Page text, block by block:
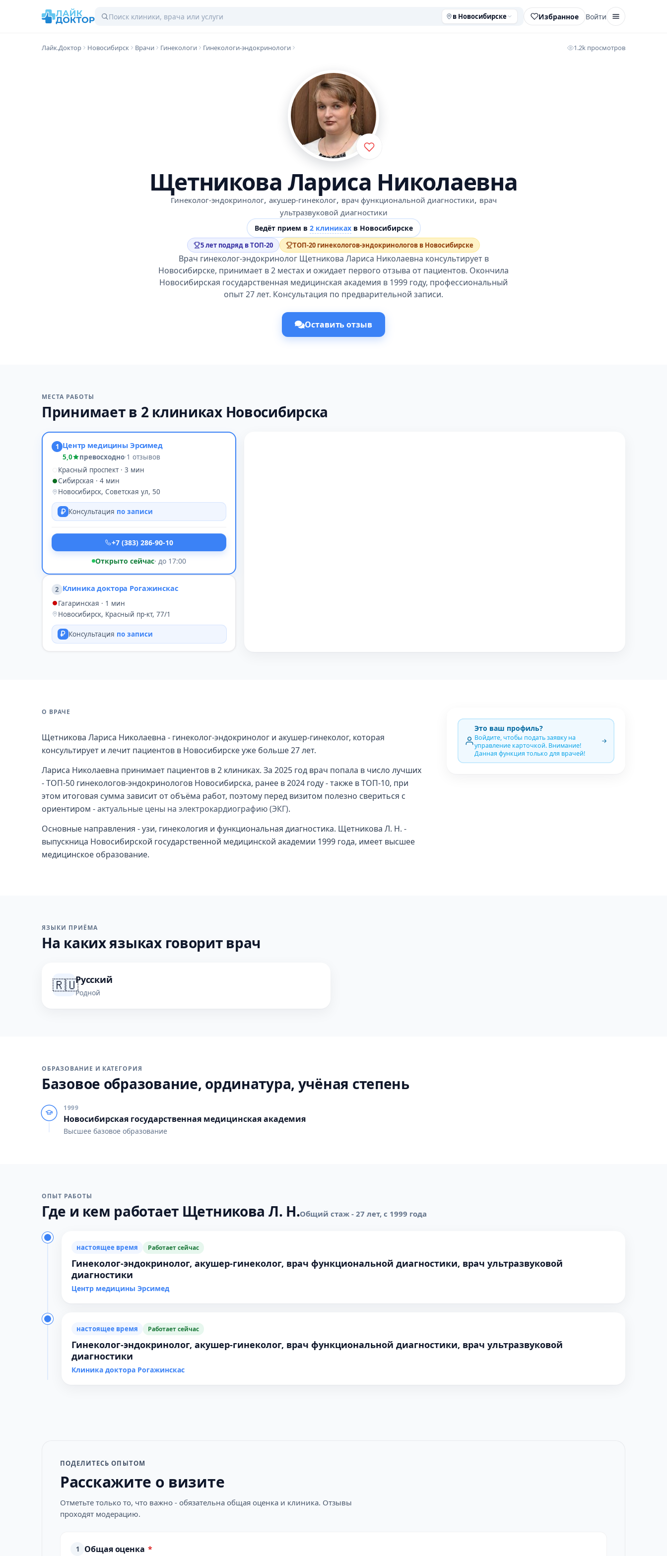
в Новосибирске Избранное Войти
Лайк.Доктор Новосибирск Врачи Гинекологи Гинекологи-эндокринологи 1.2k просмотров
Щетникова Лариса Николаевна
Гинеколог-эндокринолог, акушер-гинеколог, врач функциональной диагностики, врач
ультразвуковой диагностики
Ведёт прием в 2 клиникахв Новосибирске
5 лет подряд в ТОП-20 ТОП-20 гинекологов-эндокринологов в Новосибирске
Врач гинеколог-эндокринолог Щетникова Лариса Николаевна консультирует в
Новосибирске, принимает в 2 местах и ожидает первого отзыва от пациентов. Окончила
Новосибирская государственная медицинская академия в 1999 году, профессиональный
опыт 27 лет. Консультация по предварительной записи.
Оставить отзыв
МЕСТА РАБОТЫ
Принимает в 2 клиниках Новосибирска
1 Центр медицины Эрсимед
5,0 превосходно·1 отзывов
Красный проспект · 3 мин
Сибирская · 4 мин
Новосибирск, Советская ул, 50
Консультация по записи
+7 (383) 286-90-10
Открыто сейчас· до 17:00
2 Клиника доктора Рогажинскас
Гагаринская · 1 мин
Новосибирск, Красный пр-кт, 77/1
Консультация по записи
О ВРАЧЕ
Щетникова Лариса Николаевна - гинеколог-эндокринолог и акушер-гинеколог, которая
консультирует и лечит пациентов в Новосибирске уже больше 27 лет.
Лариса Николаевна принимает пациентов в 2 клиниках. За 2025 год врач попала в число лучших
- ТОП-50 гинекологов-эндокринологов Новосибирска, ранее в 2024 году - также в ТОП-10, при
этом итоговая сумма зависит от объёма работ, поэтому перед визитом полезно свериться с
ориентиром -актуальные цены на электрокардиографию (ЭКГ).
Основные направления - узи, гинекология и функциональная диагностика. Щетникова Л. Н. -
выпускница Новосибирской государственной медицинской академии 1999 года, имеет высшее
медицинское образование.
Это ваш профиль?
Войдите, чтобы подать заявку на
управление карточкой. Внимание!
Данная функция только для врачей!
ЯЗЫКИ ПРИЁМА
На каких языках говорит врач
🇷🇺Русский
Родной
ОБРАЗОВАНИЕ И КАТЕГОРИЯ
Базовое образование, ординатура, учёная степень
1999
Новосибирская государственная медицинская академия
Высшее базовое образование
ОПЫТ РАБОТЫ
Где и кем работает Щетникова Л. Н.Общий стаж - 27 лет, с 1999 года
настоящее время Работает сейчас
Гинеколог-эндокринолог, акушер-гинеколог, врач функциональной диагностики, врач ультразвуковой
диагностики
Центр медицины Эрсимед
настоящее время Работает сейчас
Гинеколог-эндокринолог, акушер-гинеколог, врач функциональной диагностики, врач ультразвуковой
диагностики
Клиника доктора Рогажинскас
ПОДЕЛИТЕСЬ ОПЫТОМ
Расскажите о визите
Отметьте только то, что важно - обязательна общая оценка и клиника. Отзывы
проходят модерацию.
1 Общая оценка *